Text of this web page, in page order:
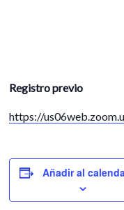
Registro previo
https://
Añadir al